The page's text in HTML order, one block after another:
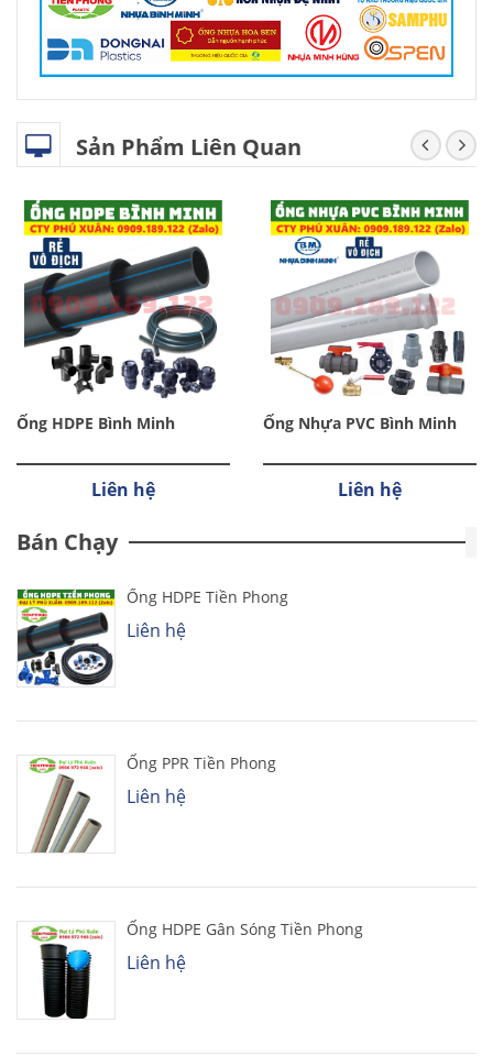
Sản Phẩm Liên Quan
Ống HDPE Bình Minh
Liên hệ
Ống Nhựa PVC Bình Minh
Liên hệ
Bán Chạy
Ống HDPE Tiền Phong
Liên hệ
Ống PPR Tiền Phong
Liên hệ
Ống HDPE Gân Sóng Tiền Phong
Liên hệ